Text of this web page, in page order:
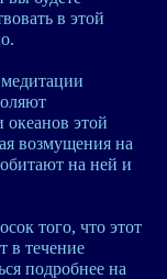
в этой
океанов этой
возмущения на
на ней и
того, что этот
в течение
подробнее на